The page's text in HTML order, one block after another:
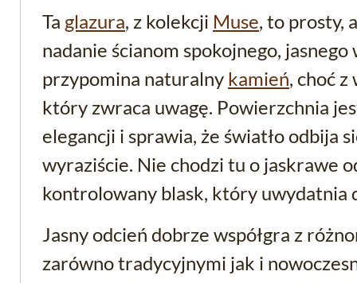
Ta glazura, z kolekcji Muse, to prosty,
nadanie ścianom spokojnego,
przypomina naturalny kamień, choć
który zwraca uwagę. Powierzchnia
elegancji i sprawia, że światło odbija
wyraziście. Nie chodzi tu o jaskrawe
kontrolowany blask, który uwydatnia
Jasny odcień dobrze współgra z
zarówno tradycyjnymi jak i